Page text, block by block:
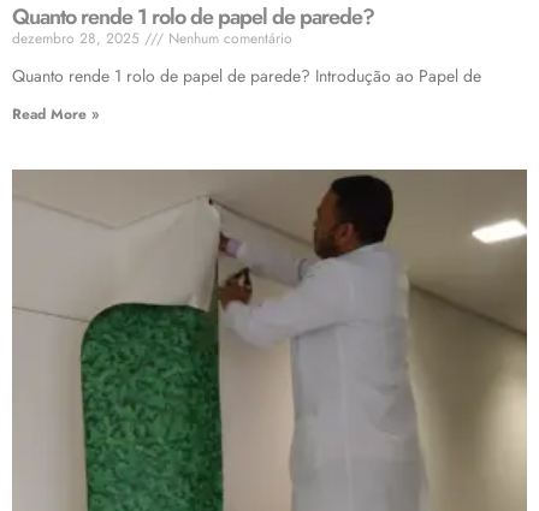
Quanto rende 1 rolo de papel de parede?
dezembro 28, 2025 Nenhum comentário
Quanto rende 1 rolo de papel de parede? Introdução ao Papel de
Read More »